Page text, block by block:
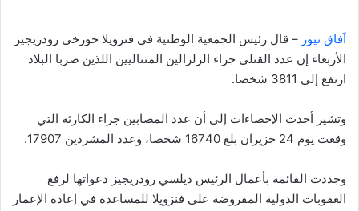
اَفاق نيوز – قال رئيس الجمعية الوطنية في فنزويلا خورخي رودريجيز
الأربعاء إن عدد القتلى جراء الزلزالين المتتاليين اللذين ضربا البلاد
ارتفع إلى 3811 شخصا.
وتشير أحدث الإحصاءات إلى أن عدد المصابين جراء الكارثة التي
وقعت يوم 24 حزيران بلغ 16740 شخصا، وعدد المشردين 17907.
وجددت القائمة بأعمال الرئيس ديلسي رودريجيز دعواتها لرفع
العقوبات الدولية المفروضة على فنزويلا للمساعدة في إعادة الإعمار